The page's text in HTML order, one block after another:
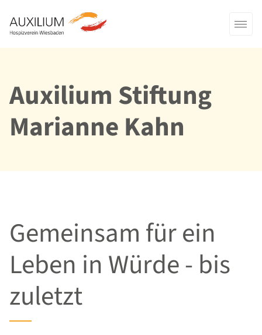
Auxilium Stiftung
Marianne Kahn
Gemeinsam für ein
Leben in Würde - bis
zuletzt